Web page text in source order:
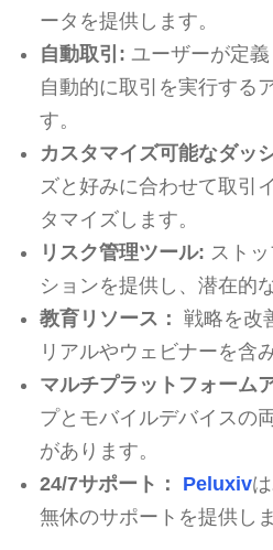
ータを提供します。
自動取引: ユーザーが定
自動的に取引を実行する
す。
カスタマイズ可能なダッ
ズと好みに合わせて取引
タマイズします。
リスク管理ツール: スト
ションを提供し、潜在的
教育リソース： 戦略を改
リアルやウェビナーを含
マルチプラットフォーム
プとモバイルデバイスの
があります。
24/7サポート：
Peluxiv
無休のサポートを提供しま